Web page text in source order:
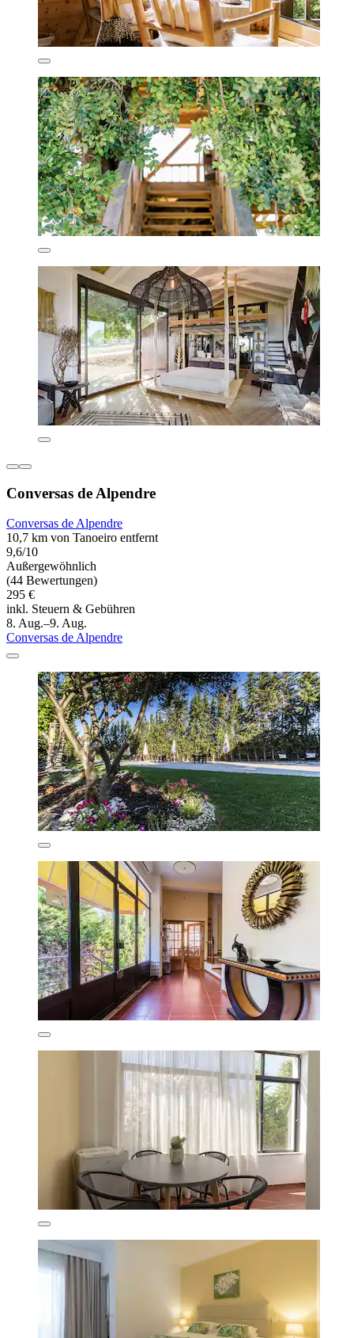
Conversas de Alpendre
Conversas de Alpendre
10,7 km von Tanoeiro entfernt
9,6/10
Außergewöhnlich
(44 Bewertungen)
295 €
inkl. Steuern & Gebühren
8. Aug.–9. Aug.
Conversas de Alpendre